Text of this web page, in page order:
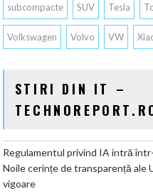
subcompacte SUV Tesla
Volkswagen Volvo VW
STIRI DIN IT –
Regulamentul privind IA intră
Noile cerințe de transparență ale
vigoare